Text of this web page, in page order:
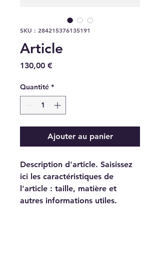
SKU : 284215376135191
Article
130,00 €Prix
Quantité *
Ajouter au panier
Description d'article. Saisissez
ici les caractéristiques de
l'article : taille, matière et
autres informations utiles.